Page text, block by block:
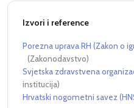
Izvori i reference
Porezna uprava RH (Zakon o
(Zakonodavstvo)
Svjetska zdravstvena
institucija)
Hrvatski nogometni savez